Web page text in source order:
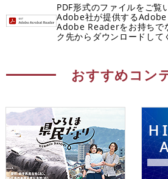
PDF形式のファイルをご覧
Adobe社が提供するAdobe
Adobe Readerをお持ちで
ク先からダウンロードして
おすすめコン